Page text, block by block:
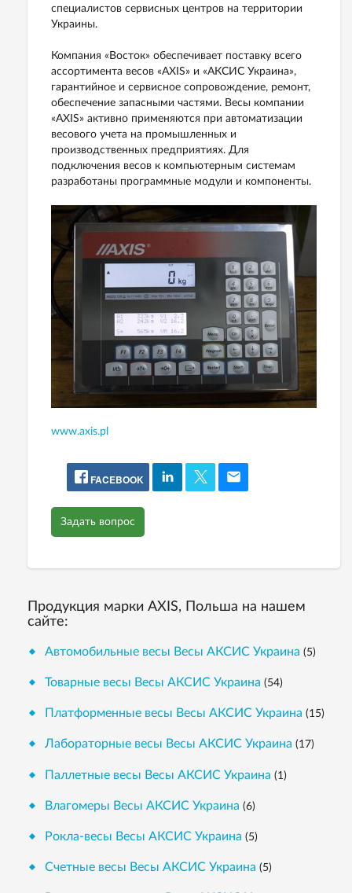
специалистов сервисных центров на территории
Украины.
Компания «Восток» обеспечивает поставку всего
ассортимента весов «AXIS» и «АКСИС Украина»,
гарантийное и сервисное сопровождение, ремонт,
обеспечение запасными частями. Весы компании
«AXIS» активно применяются при автоматизации
весового учета на промышленных и
производственных предприятиях. Для
подключения весов к компьютерным системам
разработаны программные модули и компоненты.
www.axis.pl
FACEBOOK
Задать вопрос
Продукция марки AXIS, Польша на нашем
сайте:
Автомобильные весы Весы АКСИС Украина (5)
Товарные весы Весы АКСИС Украина (54)
Платформенные весы Весы АКСИС Украина (15)
Лабораторные весы Весы АКСИС Украина (17)
Паллетные весы Весы АКСИС Украина (1)
Влагомеры Весы АКСИС Украина (6)
Рокла-весы Весы АКСИС Украина (5)
Счетные весы Весы АКСИС Украина (5)